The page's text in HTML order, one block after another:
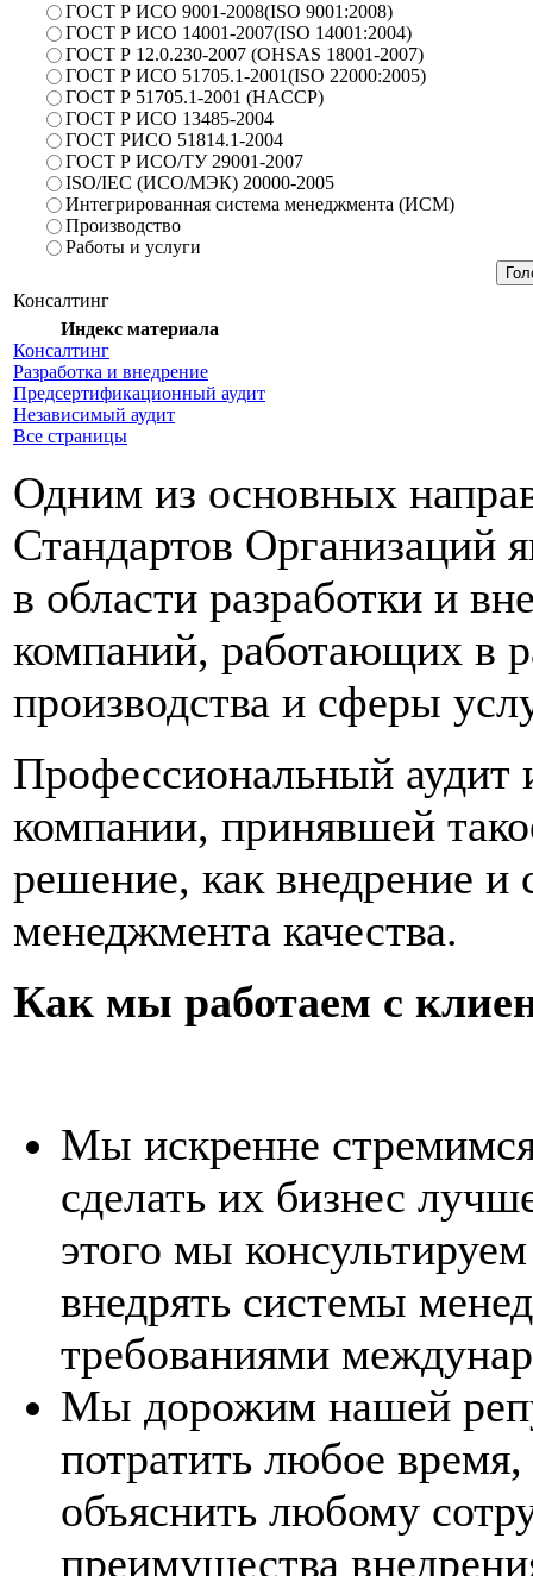
ГОСТ Р ИСО 9001-2008(ISO 9001:2008)
ГОСТ Р ИСО 14001-2007(ISO 14001:2004)
ГОСТ Р 12.0.230-2007 (OHSAS 18001-2007)
ГОСТ Р ИСО 51705.1-2001(ISO 22000:2005)
ГОСТ Р 51705.1-2001 (HACCP)
ГОСТ Р ИСО 13485-2004
ГОСТ РИСО 51814.1-2004
ГОСТ Р ИСО/ТУ 29001-2007
ISO/IEC (ИСО/МЭК) 20000-2005
Интегрированная система менеджмента (ИСМ)
Производство
Работы и услуги
Консалтинг
Индекс материала
Консалтинг
Разработка и внедрение
Предсертификационный аудит
Независимый аудит
Все страницы
Одним из основных
Стандартов Организаций
в области разработки и
компаний, работающих в
производства и сферы
Профессиональный аудит
компании, принявшей
решение, как внедрение и
менеджмента качества.
Как мы работаем с
Мы искренне
сделать их бизнес
этого мы
внедрять системы
требованиями
Мы дорожим нашей
потратить любое
объяснить любому
преимущества